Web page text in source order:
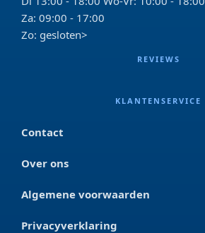
Za: 09:00 - 17:00
Zo: gesloten>
REVIEWS
KLANTENSERVICE
Contact
Over ons
Algemene voorwaarden
Privacyverklaring